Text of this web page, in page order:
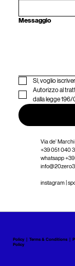
Messaggio
Sì, voglio
Autorizzo al
dalla legge 196/
Via de' Marchi
+39 051 040
whatsapp
instagram |
Policy | Terms & Conditions|
Policy